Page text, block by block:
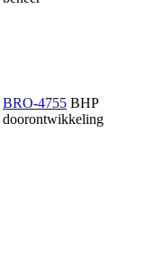
BRO-4755 BHP
doorontwikkeling